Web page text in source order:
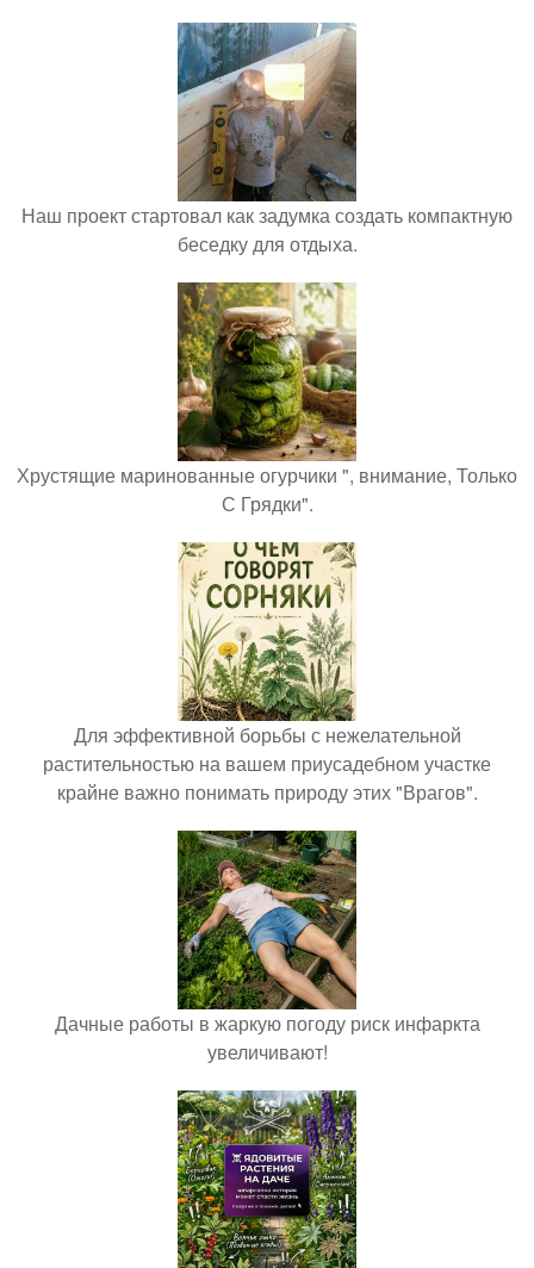
Наш проект стартовал как задумка создать компактную
беседку для отдыха.
Хрустящие маринованные огурчики ", внимание, Только
С Грядки".
Для эффективной борьбы с нежелательной
растительностью на вашем приусадебном участке
крайне важно понимать природу этих "Врагов".
Дачные работы в жаркую погоду риск инфаркта
увеличивают!